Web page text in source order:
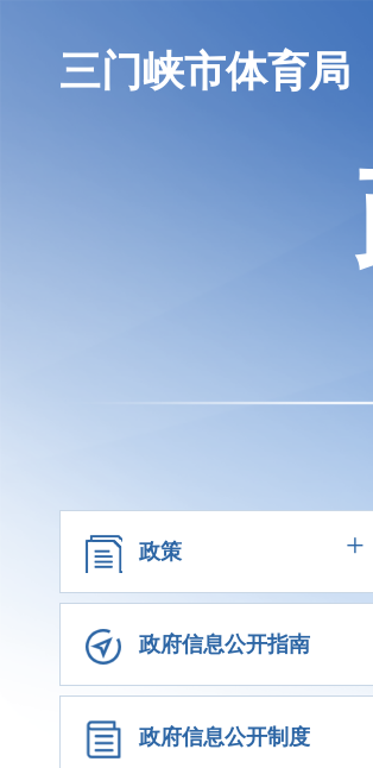
三门峡市体育局
政策 +
政府信息公开指南
政府信息公开制度